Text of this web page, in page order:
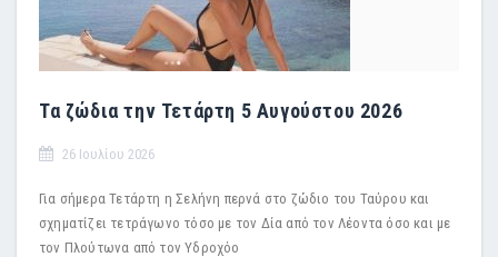
Τα ζώδια την Τετάρτη 5 Αυγούστου 2026
26 Ιουλίου 2026
Για σήμερα Τετάρτη η Σελήνη περνά στο ζώδιο του Ταύρου και
σχηματίζει τετράγωνο τόσο με τον Δία από τον Λέοντα όσο και με
τον Πλούτωνα από τον Υδροχόο